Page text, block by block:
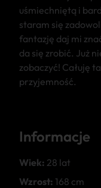
uśmiechniętą i
staram się
fantazję daj mi
da się zrobić. Już
zobaczyć! Całuję
przyjemność.
Informacje
Wiek: 28 lat
Wzrost: 168 cm